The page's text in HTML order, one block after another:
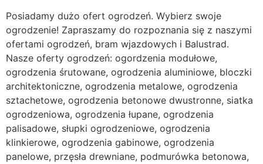
Posiadamy dużo ofert ogrodzeń. Wybierz swoje
ogrodzenie! Zapraszamy do rozpoznania się z naszymi
ofertami ogrodzeń, bram wjazdowych i Balustrad.
Nasze oferty ogrodzeń: ogordzenia modułowe,
ogrodzenia śrutowane, ogrodzenia aluminiowe, bloczki
architektoniczne, ogrodzenia metalowe, ogrodzenia
sztachetowe, ogrodzenia betonowe dwustronne, siatka
ogrodzeniowa, ogrodzenia łupane, ogrodzenia
palisadowe, słupki ogrodzeniowe, ogrodzenia
klinkierowe, ogrodzenia gabinowe, ogrodzenia
panelowe, przęsła drewniane, podmurówka betonowa,